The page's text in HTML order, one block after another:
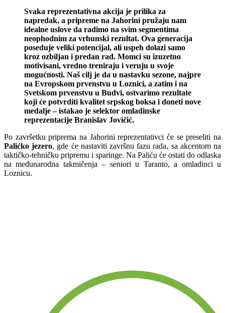
Svaka reprezentativna akcija je prilika za
napredak, a pripreme na Jahorini pružaju nam
idealne uslove da radimo na svim segmentima
neophodnim za vrhunski rezultat. Ova generacija
poseduje veliki potencijal, ali uspeh dolazi samo
kroz ozbiljan i predan rad. Momci su izuzetno
motivisani, vredno treniraju i veruju u svoje
mogućnosti. Naš cilj je da u nastavku sezone, najpre
na Evropskom prvenstvu u Loznici, a zatim i na
Svetskom prvenstvu u Budvi, ostvarimo rezultate
koji će potvrditi kvalitet srpskog boksa i doneti nove
medalje – istakao je selektor omladinske
reprezentacije Branislav Jovičić.
Po završetku priprema na Jahorini reprezentativci će se preseliti na
Palićko jezero, gde će nastaviti završnu fazu rada, sa akcentom na
taktičko-tehničku pripremu i sparinge. Na Paliću će ostati do odlaska
na međunarodna takmičenja – seniori u Taranto, a omladinci u
Loznicu.